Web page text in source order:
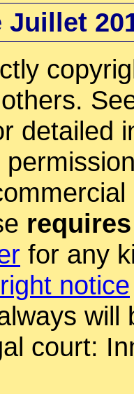
Juillet
detailed
requires
for any
notice
will
court: